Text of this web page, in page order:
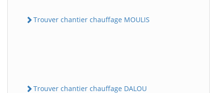
Trouver chantier chauffage MOULIS
Trouver chantier chauffage DALOU